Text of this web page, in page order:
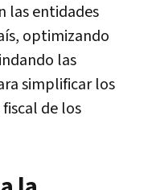
las entidades
optimizando
las
simplificar los
de los